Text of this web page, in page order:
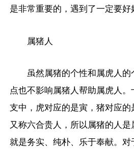
是非常重要的，遇到了一定要好
属猪人
虽然属猪的个性和属虎人
点也不影响属猪人帮助属虎人
支中，虎对应的是寅，猪对应的
又称六合贵人，所以属猪的人
就是务实、纯朴、乐于奉献。对